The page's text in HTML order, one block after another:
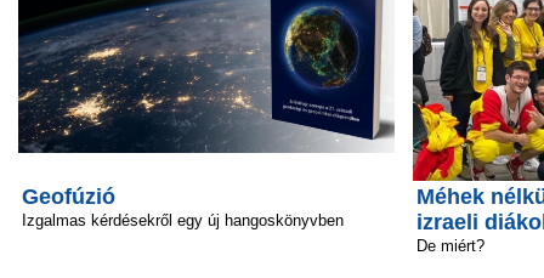
Geofúzió
Izgalmas kérdésekről egy új hangoskönyvben
Méhek
izraeli
De miért?